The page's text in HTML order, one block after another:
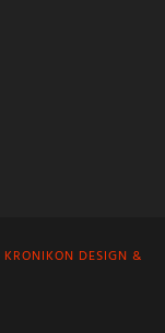
KRONIKON DESIGN &